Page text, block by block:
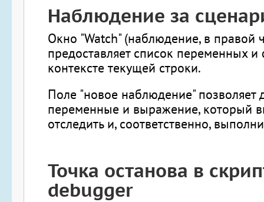
Наблюдение за
Окно "Watch" (наблюдение, в правой
предоставляет список переменных
контексте текущей строки.
Поле "новое наблюдение" позволяет
переменные и выражение, который
отследить и, соответственно,
Точка останова в
debugger